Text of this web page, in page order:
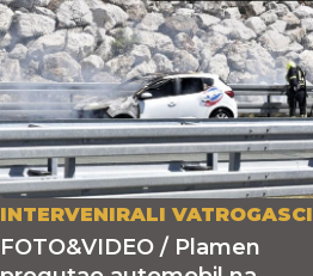
INTERVENIRALI VATROGASCI
FOTO&VIDEO / Plamen